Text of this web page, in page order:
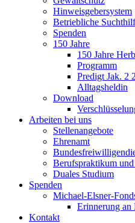
Hinweisgebersystem
Betriebliche
Spenden
150 Jahre
150 Jahre
Programm
Predigt Jak. 2
Alltagsheldin
Download
Arbeiten bei uns
Stellenangebote
Ehrenamt
Berufspraktikum
Duales Studium
Spenden
Michael-Elsner-
Erinnerung an
Kontakt